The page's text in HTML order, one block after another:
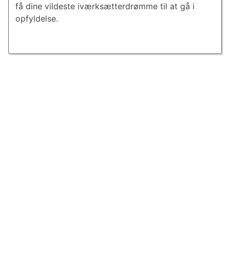
få dine vildeste iværksætterdrømme til at gå i
opfyldelse.